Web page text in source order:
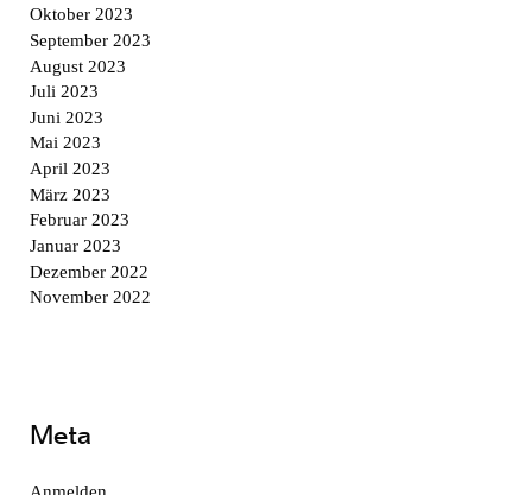
Oktober 2023
September 2023
August 2023
Juli 2023
Juni 2023
Mai 2023
April 2023
März 2023
Februar 2023
Januar 2023
Dezember 2022
November 2022
Meta